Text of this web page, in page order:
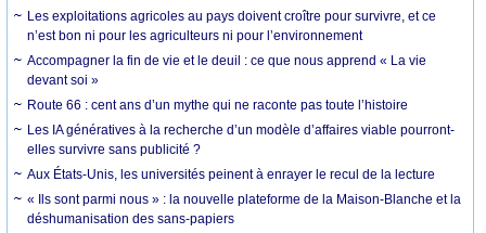
Les exploitations agricoles au pays doivent croître pour survivre, et ce
n’est bon ni pour les agriculteurs ni pour l’environnement
Accompagner la fin de vie et le deuil : ce que nous apprend « La vie
devant soi »
Route 66 : cent ans d’un mythe qui ne raconte pas toute l’histoire
Les IA génératives à la recherche d’un modèle d’affaires viable pourront-
elles survivre sans publicité ?
Aux États-Unis, les universités peinent à enrayer le recul de la lecture
« Ils sont parmi nous » : la nouvelle plateforme de la Maison-Blanche et la
déshumanisation des sans-papiers